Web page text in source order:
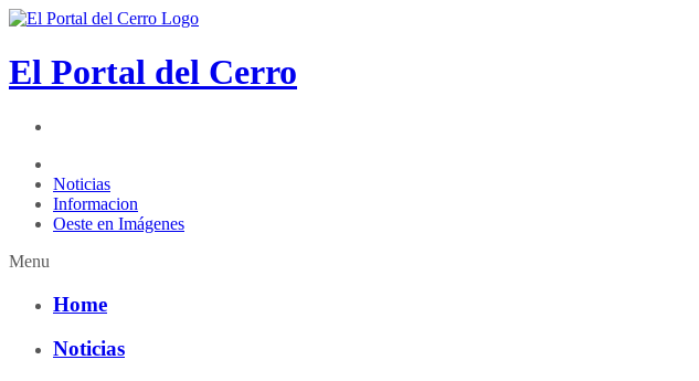
El Portal del Cerro
Noticias
Informacion
Oeste en Imágenes
Menu
Home
Noticias